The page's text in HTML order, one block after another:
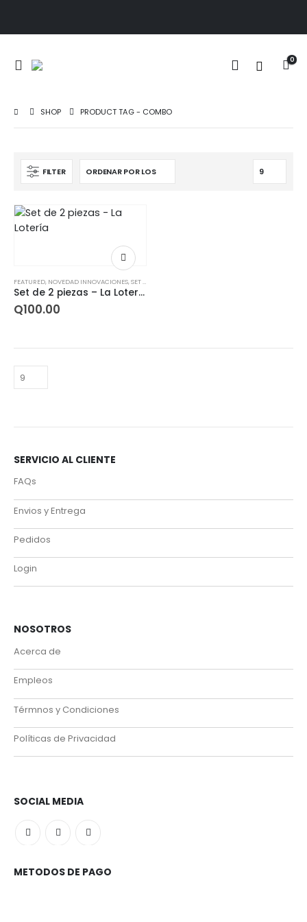
0
SHOP PRODUCT TAG - COMBO
FILTER
FEATURED, NOVEDAD INNOVACIONES,SET COLECCIONES
Set de 2 piezas – La Lotería
Q100.00
SERVICIO AL CLIENTE
FAQs
Envios y Entrega
Pedidos
Login
NOSOTROS
Acerca de
Empleos
Térmnos y Condiciones
Políticas de Privacidad
SOCIAL MEDIA
METODOS DE PAGO